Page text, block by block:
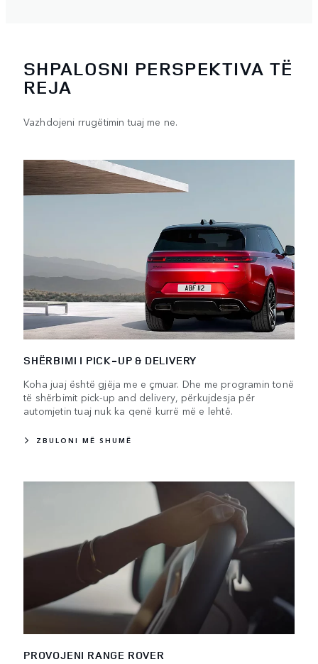
SHPALOSNI PERSPEKTIVA TË
REJA
Vazhdojeni rrugëtimin tuaj me ne.
SHËRBIMI I PICK-UP & DELIVERY
Koha juaj është gjëja me e çmuar. Dhe me programin tonë
të shërbimit pick-up and delivery, përkujdesja për
automjetin tuaj nuk ka qenë kurrë më e lehtë.
ZBULONI MË SHUMË
PROVOJENI RANGE ROVER